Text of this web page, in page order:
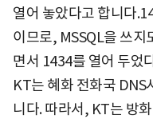
열어 놓았다고 합니다
이므로, MSSQL을 쓰지
면서 1434를 열어 두었
KT는 혜화 전화국 DNS
니다. 따라서, KT는 방